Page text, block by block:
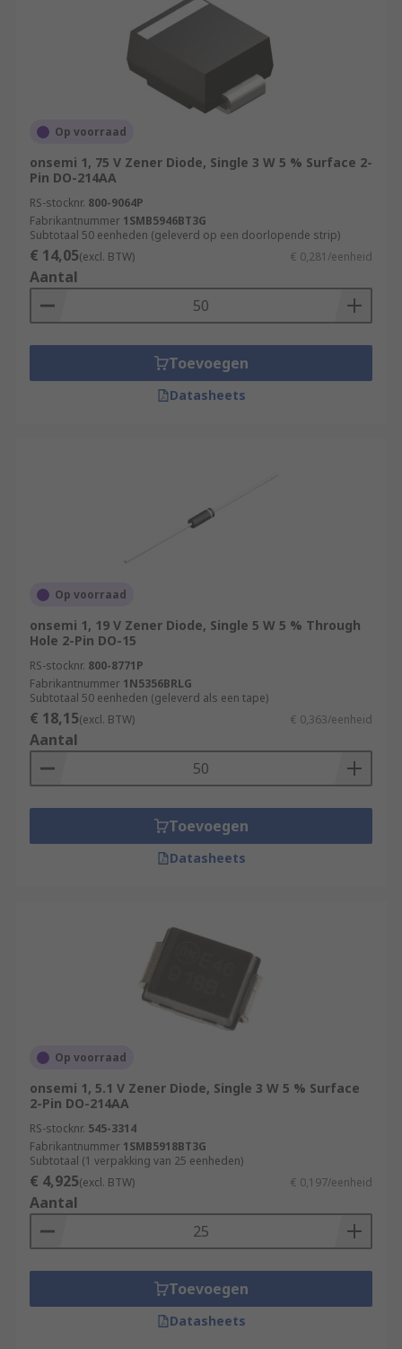
Op voorraad
onsemi 1, 75 V Zener Diode, Single 3 W 5 % Surface 2-
Pin DO-214AA
RS-stocknr. 800-9064P
Fabrikantnummer 1SMB5946BT3G
Subtotaal 50 eenheden (geleverd op een doorlopende strip)
€ 14,05(excl. BTW) € 0,281/eenheid
Aantal
Toevoegen
Datasheets
Op voorraad
onsemi 1, 19 V Zener Diode, Single 5 W 5 % Through
Hole 2-Pin DO-15
RS-stocknr. 800-8771P
Fabrikantnummer 1N5356BRLG
Subtotaal 50 eenheden (geleverd als een tape)
€ 18,15(excl. BTW) € 0,363/eenheid
Aantal
Toevoegen
Datasheets
Op voorraad
onsemi 1, 5.1 V Zener Diode, Single 3 W 5 % Surface
2-Pin DO-214AA
RS-stocknr. 545-3314
Fabrikantnummer 1SMB5918BT3G
Subtotaal (1 verpakking van 25 eenheden)
€ 4,925(excl. BTW) € 0,197/eenheid
Aantal
Toevoegen
Datasheets